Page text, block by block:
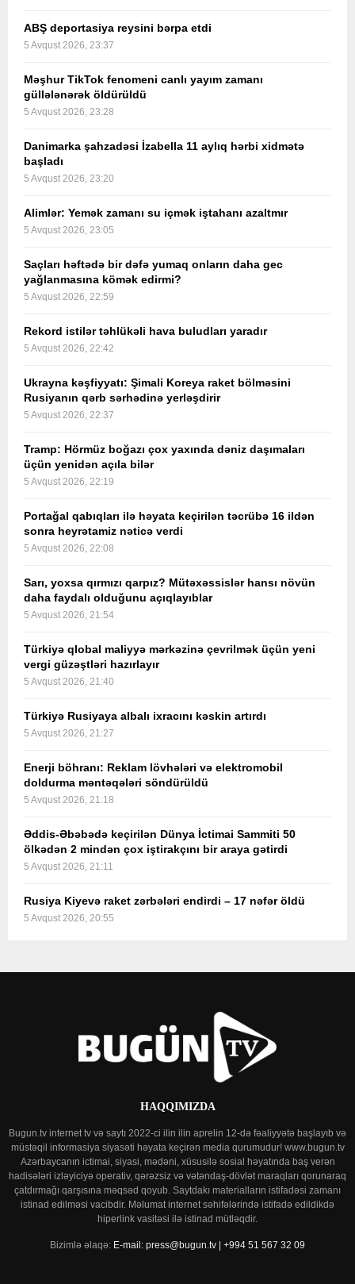
ABŞ deportasiya reysini bərpa etdi
5 Avqust 2026, 23:37
Məşhur TikTok fenomeni canlı yayım zamanı
güllələnərək öldürüldü
5 Avqust 2026, 23:28
Danimarka şahzadəsi İzabella 11 aylıq hərbi xidmətə
başladı
5 Avqust 2026, 23:20
Alimlər: Yemək zamanı su içmək iştahanı azaltmır
5 Avqust 2026, 23:05
Saçları həftədə bir dəfə yumaq onların daha gec
yağlanmasına kömək edirmi?
5 Avqust 2026, 22:59
Rekord istilər təhlükəli hava buludları yaradır
5 Avqust 2026, 22:42
Ukrayna kəşfiyyatı: Şimali Koreya raket bölməsini
Rusiyanın qərb sərhədinə yerləşdirir
5 Avqust 2026, 22:37
Tramp: Hörmüz boğazı çox yaxında dəniz daşımaları
üçün yenidən açıla bilər
5 Avqust 2026, 22:19
Portağal qabıqları ilə həyata keçirilən təcrübə 16 ildən
sonra heyrətamiz nəticə verdi
5 Avqust 2026, 22:08
Sarı, yoxsa qırmızı qarpız? Mütəxəssislər hansı növün
daha faydalı olduğunu açıqlayıblar
5 Avqust 2026, 21:54
Türkiyə qlobal maliyyə mərkəzinə çevrilmək üçün yeni
vergi güzəştləri hazırlayır
5 Avqust 2026, 21:40
Türkiyə Rusiyaya albalı ixracını kəskin artırdı
5 Avqust 2026, 21:27
Enerji böhranı: Reklam lövhələri və elektromobil
doldurma məntəqələri söndürüldü
5 Avqust 2026, 21:18
Əddis-Əbəbədə keçirilən Dünya İctimai Sammiti 50
ölkədən 2 mindən çox iştirakçını bir araya gətirdi
5 Avqust 2026, 21:11
Rusiya Kiyevə raket zərbələri endirdi – 17 nəfər öldü
5 Avqust 2026, 20:55
HAQQIMIZDA
Bugun.tv internet tv və saytı 2022-ci ilin ilin aprelin 12-də fəaliyyətə başlayıb və
müstəqil informasiya siyasəti həyata keçirən media qurumudur! www.bugun.tv
Azərbaycanın ictimai, siyasi, mədəni, xüsusilə sosial həyatında baş verən
hadisələri izləyiciyə operativ, qərəzsiz və vətəndaş-dövlət maraqları qorunaraq
çatdırmağı qarşısına məqsəd qoyub. Saytdakı materialların istifadəsi zamanı
istinad edilməsi vacibdir. Məlumat internet səhifələrində istifadə edildikdə
hiperlink vasitəsi ilə istinad mütləqdir.
Bizimlə əlaqə: E-mail: press@bugun.tv | +994 51 567 32 09